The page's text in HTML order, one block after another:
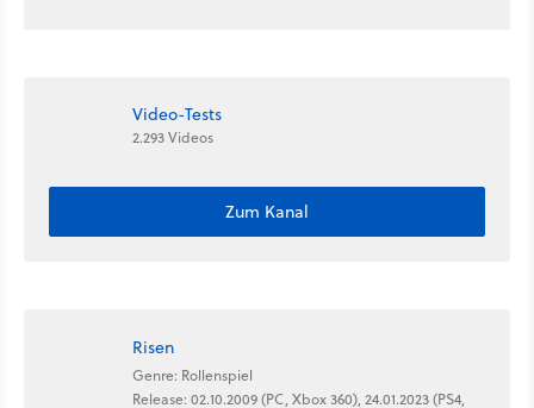
Video-Tests
2.293 Videos
Zum Kanal
Risen
Genre: Rollenspiel
Release: 02.10.2009 (PC, Xbox 360), 24.01.2023 (PS4,